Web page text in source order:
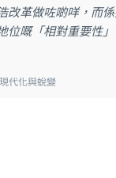
革做咗啲咩，而
位嘅「相對重要性
代化與蛻變